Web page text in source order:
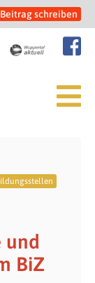
Beitrag schreiben
und
BiZ